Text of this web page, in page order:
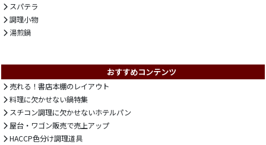
スパテラ
調理小物
湯煎鍋
おすすめコンテンツ
売れる！書店本棚のレイアウト
料理に欠かせない鍋特集
スチコン調理に欠かせないホテルパン
屋台・ワゴン販売で売上アップ
HACCP色分け調理道具